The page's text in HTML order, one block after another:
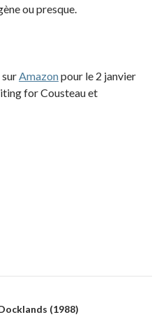
ou presque.
surAmazonpour le 2 janvier
for Cousteau et
(1988)